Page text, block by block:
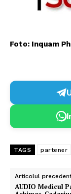
Foto: Inquam
TAGS partener
Articolul
AUDIO Medicul